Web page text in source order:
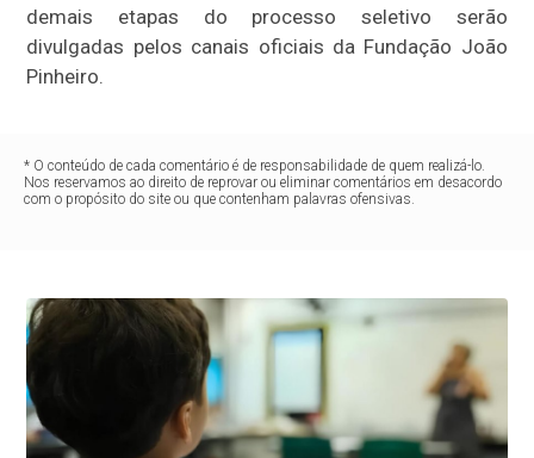
demais etapas do processo seletivo serão
divulgadas pelos canais oficiais da Fundação João
Pinheiro.
* O conteúdo de cada comentário é de responsabilidade de quem realizá-lo.
Nos reservamos ao direito de reprovar ou eliminar comentários em desacordo
com o propósito do site ou que contenham palavras ofensivas.